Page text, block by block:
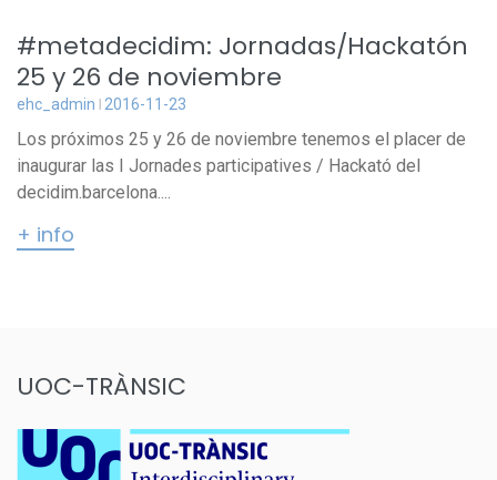
#metadecidim: Jornadas/Hackatón
25 y 26 de noviembre
ehc_admin 2016-11-23
Los próximos 25 y 26 de noviembre tenemos el placer de
inaugurar las I Jornades participatives / Hackató del
decidim.barcelona....
+ info
UOC-TRÀNSIC